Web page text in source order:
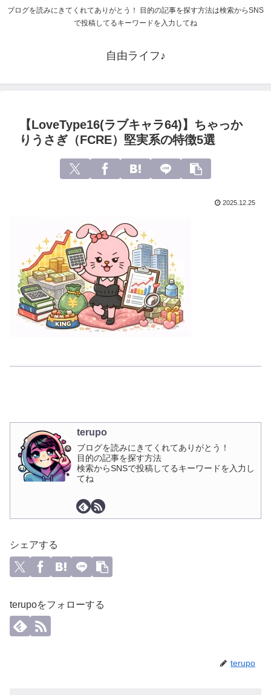
ブログを読みにきてくれてありがとう！ 目的の記事を探す方法は検索からSNS
で投稿してるキーワードを入力してね
自由ライフ♪
【LoveType16(ラブキャラ64)】ちゃっか
りうさぎ（FCRE）堅実系の特徴5選
2025.12.25
terupo
ブログを読みにきてくれてありがとう！
目的の記事を探す方法
検索からSNSで投稿してるキーワードを入力し
てね
シェアする
terupoをフォローする
terupo